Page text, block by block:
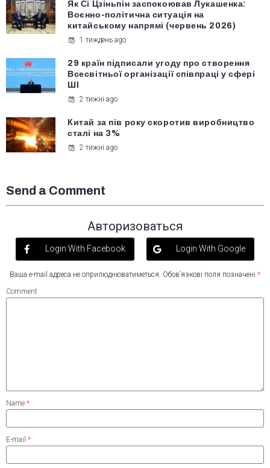
Як Сі Цзіньпін заспокоював Лукашенка:
Воєнно-політична ситуація на
китайському напрямі (червень 2026)
1 тиждень ago
29 країн підписали угоду про створення
Всесвітньої організації співпраці у сфері
ШІ
2 тижні ago
Китай за пів року скоротив виробництво
сталі на 3%
2 тижні ago
Send a Comment
Авторизоваться
Login With Facebook Login With Google
Ваша e-mail адреса не оприлюднюватиметься. Обов’язкові поля позначені *
Comment
Name *
E-mail *